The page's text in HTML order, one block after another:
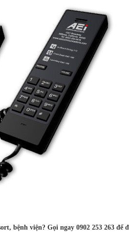
bệnh viện? Gọi ngay 0902 253 263 để